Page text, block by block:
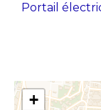
Portail
+